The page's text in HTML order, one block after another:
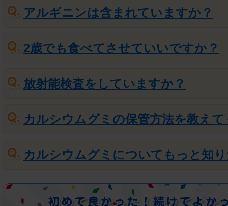
アルギニンは含まれていますか？
2歳でも食べてさせていいですか？
放射能検査をしていますか？
カルシウムグミの保管方法を教え
カルシウムグミについてもっと知